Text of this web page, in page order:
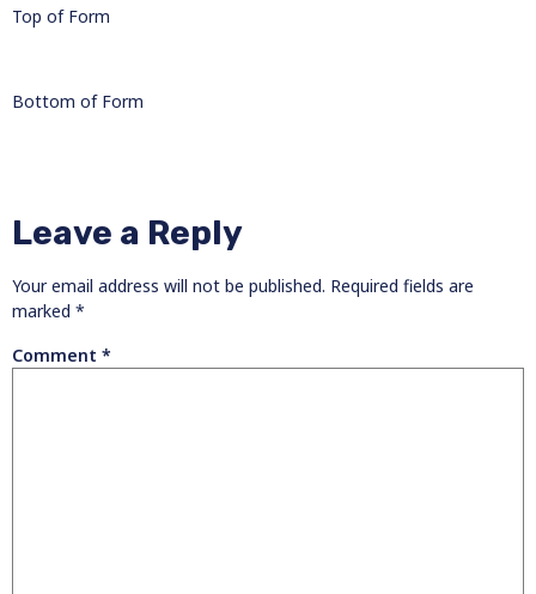
Top of Form
Bottom of Form
Leave a Reply
Your email address will not be published. Required fields are
marked *
Comment *